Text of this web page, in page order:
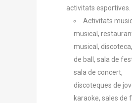
activitats esportives.
Activitats
musical,
musical,
de ball, sala de
sala de concert,
discoteques de
karaoke, sales de